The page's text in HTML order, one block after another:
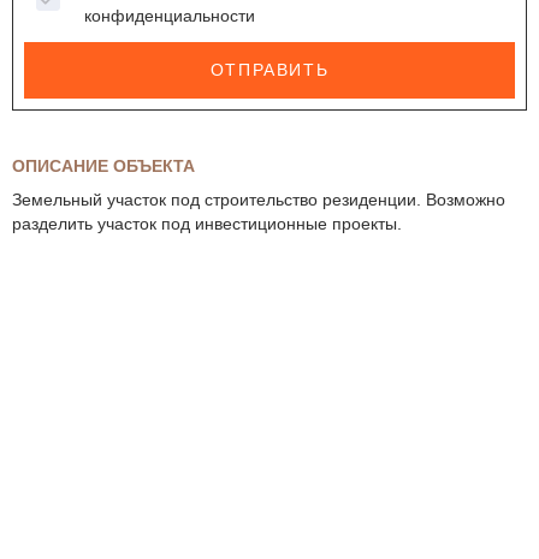
ОПИСАНИЕ ОБЪЕКТА
Земельный участок под строительство резиденции. Возможно
разделить участок под инвестиционные проекты.
конфиденциальности
ОТПРАВИТЬ